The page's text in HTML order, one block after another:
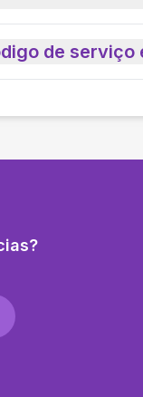
de serviço